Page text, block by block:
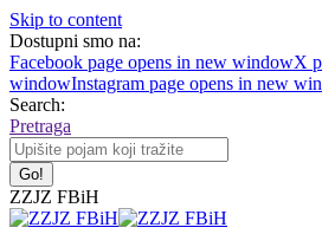
Skip to content
Dostupni smo na:
Facebook page opens in new windowX
windowInstagram page opens in new
Search:
Pretraga
ZZJZ FBiH